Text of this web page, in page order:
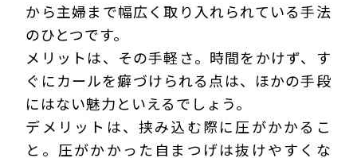
から主婦まで幅広く取り入れられている手法
のひとつです。
メリットは、その手軽さ。時間をかけず、す
ぐにカールを癖づけられる点は、ほかの手段
にはない魅力といえるでしょう。
デメリットは、挟み込む際に圧がかかるこ
と。圧がかかった自まつげは抜けやすくな